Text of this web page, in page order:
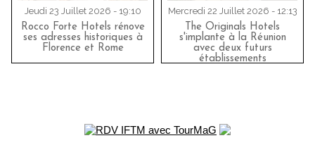
Jeudi 23 Juillet 2026 - 19:10
Rocco Forte Hotels rénove
ses adresses historiques à
Florence et Rome
Mercredi 22 Juillet 2026 - 12:13
The Originals Hotels
s'implante à la Réunion
avec deux futurs
établissements